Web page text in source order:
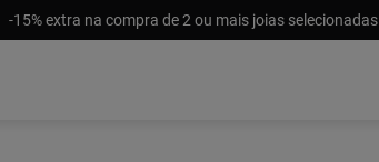
-15% extra na compra de 2 ou mais joias selecionadas